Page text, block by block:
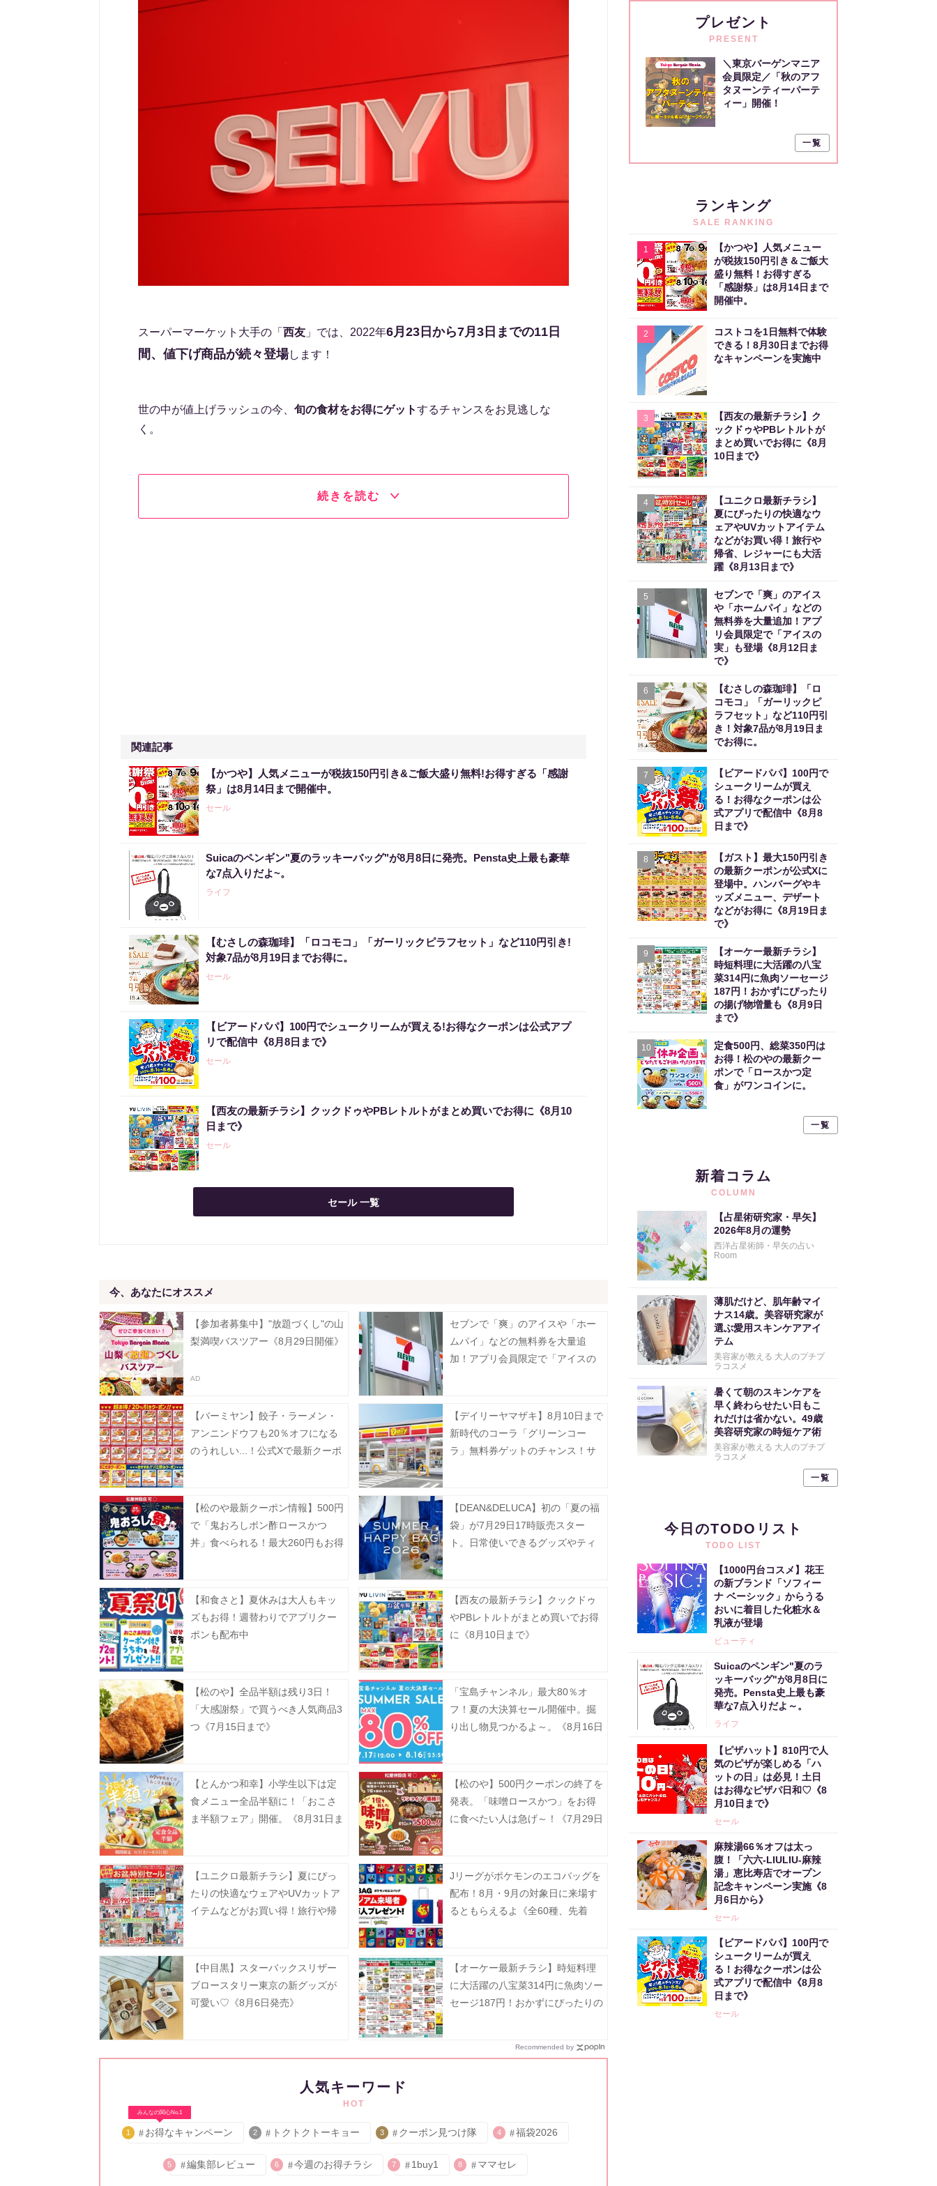
スーパーマーケット大手の「 西友 」では、2022年6月23日から7月3日までの11日
間、値下げ商品が続々登場します！
世の中が値上げラッシュの今、 旬の食材をお得にゲットするチャンスをお見逃しな
く。
続きを読む
関連記事
【かつや】人気メニューが税抜150円引き&ご飯大盛り無料!お得すぎる「感謝
祭」は8月14日まで開催中。
セール
Suicaのペンギン"夏のラッキーバッグ"が8月8日に発売。Pensta史上最も豪華
な7点入りだよ~。
ライフ
【むさしの森珈琲】「ロコモコ」「ガーリックピラフセット」など110円引き!
対象7品が8月19日までお得に。
セール
【ビアードパパ】100円でシュークリームが買える!お得なクーポンは公式アプ
リで配信中《8月8日まで》
セール
【西友の最新チラシ】クックドゥやPBレトルトがまとめ買いでお得に《8月10
日まで》
セール
セール 一覧
今、あなたにオススメ
【参加者募集中】"放題づくし"の山
梨満喫バスツアー《8月29日開催》
セブンで「爽」のアイスや「ホー
ムパイ」などの無料券を大量追
加！アプリ会員限定で「アイスの
【バーミヤン】餃子・ラーメン・
アンニンドウフも20％オフになる
のうれしい...！公式Xで最新クーポ
【デイリーヤマザキ】8月10日まで
新時代のコーラ「グリーンコー
ラ」無料券ゲットのチャンス！サ
【松のや最新クーポン情報】500円
で「鬼おろしポン酢ロースかつ
丼」食べられる！最大260円もお得
【DEAN&DELUCA】初の「夏の福
袋」が7月29日17時販売スター
ト。日常使いできるグッズやティ
【和食さと】夏休みは大人もキッ
ズもお得！週替わりでアプリクー
ポンも配布中
【西友の最新チラシ】クックドゥ
やPBレトルトがまとめ買いでお得
に《8月10日まで》
【松のや】全品半額は残り3日！
「大感謝祭」で買うべき人気商品3
つ《7月15日まで》
「宝島チャンネル」最大80％オ
フ！夏の大決算セール開催中。掘
り出し物見つかるよ～。《8月16日
【とんかつ和幸】小学生以下は定
食メニュー全品半額に！「おこさ
ま半額フェア」開催。《8月31日ま
【松のや】500円クーポンの終了を
発表。「味噌ロースかつ」をお得
に食べたい人は急げ～！《7月29日
【ユニクロ最新チラシ】夏にぴっ
たりの快適なウェアやUVカットア
イテムなどがお買い得！旅行や帰
Jリーグがポケモンのエコバッグを
配布！8月・9月の対象日に来場す
るともらえるよ《全60種、先着
【中目黒】スターバックスリザー
ブロースタリー東京の新グッズが
可愛い♡《8月6日発売》
【オーケー最新チラシ】時短料理
に大活躍の八宝菜314円に魚肉ソー
セージ187円！おかずにぴったりの
Recommended by
人気キーワード
HOT
みんなの関心No.1
1 お得なキャンペーン 2 トクトクトーキョー 3 クーポン見つけ隊 4 福袋2026
5 編集部レビュー 6 今週のお得チラシ 7 1buy1 8 ママセレ
プレゼント
PRESENT
＼東京バーゲンマニア
会員限定／「秋のアフ
タヌーンティーパーテ
ィー」開催！
一覧
ランキング
SALE RANKING
1
【かつや】人気メニュー
が税抜150円引き＆ご飯大
盛り無料！お得すぎる
「感謝祭」は8月14日まで
開催中。
2
コストコを1日無料で体験
できる！8月30日までお得
なキャンペーンを実施中
3
【西友の最新チラシ】ク
ックドゥやPBレトルトが
まとめ買いでお得に《8月
10日まで》
4
【ユニクロ最新チラシ】
夏にぴったりの快適なウ
ェアやUVカットアイテム
などがお買い得！旅行や
帰省、レジャーにも大活
躍《8月13日まで》
5
セブンで「爽」のアイス
や「ホームパイ」などの
無料券を大量追加！アプ
リ会員限定で「アイスの
実」も登場《8月12日ま
で》
6
【むさしの森珈琲】「ロ
コモコ」「ガーリックピ
ラフセット」など110円引
き！対象7品が8月19日ま
でお得に。
7
【ビアードパパ】100円で
シュークリームが買え
る！お得なクーポンは公
式アプリで配信中《8月8
日まで》
8
【ガスト】最大150円引き
の最新クーポンが公式Xに
登場中。ハンバーグやキ
ッズメニュー、デザート
などがお得に《8月19日ま
で》
9
【オーケー最新チラシ】
時短料理に大活躍の八宝
菜314円に魚肉ソーセージ
187円！おかずにぴったり
の揚げ物増量も《8月9日
まで》
10
定食500円、総菜350円は
お得！松のやの最新クー
ポンで「ロースかつ定
食」がワンコインに。
一覧
新着コラム
COLUMN
【占星術研究家・早矢】
2026年8月の運勢
西洋占星術師・早矢の占い
Room
薄肌だけど、肌年齢マイ
ナス14歳。美容研究家が
選ぶ愛用スキンケアアイ
テム
美容家が教える 大人のプチプ
ラコスメ
暑くて朝のスキンケアを
早く終わらせたい日もこ
れだけは省かない。49歳
美容研究家の時短ケア術
美容家が教える 大人のプチプ
ラコスメ
一覧
今日のTODOリスト
TODO LIST
【1000円台コスメ】花王
の新ブランド「ソフィー
ナ ベーシック」からうる
おいに着目した化粧水＆
乳液が登場
ビューティ
Suicaのペンギン"夏のラ
ッキーバッグ"が8月8日に
発売。Pensta史上最も豪
華な7点入りだよ～。
ライフ
【ピザハット】810円で人
気のピザが楽しめる「ハ
ットの日」は必見！土日
はお得なピザパ日和♡《8
月10日まで》
セール
麻辣湯66％オフは太っ
腹！「六六-LIULIU-麻辣
湯」恵比寿店でオープン
記念キャンペーン実施《8
月6日から》
セール
【ビアードパパ】100円で
シュークリームが買え
る！お得なクーポンは公
式アプリで配信中《8月8
日まで》
セール